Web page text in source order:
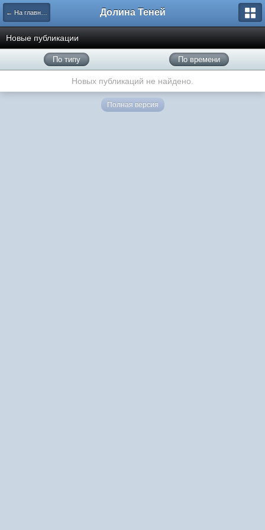
← На главную Долина Теней
Новые публикации
По типу По времени
Новых публикаций не найдено.
Полная версия